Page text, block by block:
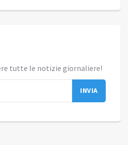
tutte le notizie giornaliere!